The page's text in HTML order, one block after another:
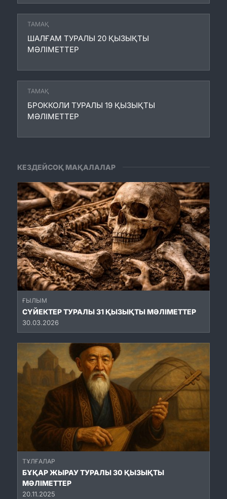
ТАМАҚ
ШАЛҒАМ ТУРАЛЫ 20 ҚЫЗЫҚТЫ
МӘЛІМЕТТЕР
ТАМАҚ
БРОККОЛИ ТУРАЛЫ 19 ҚЫЗЫҚТЫ
МӘЛІМЕТТЕР
КЕЗДЕЙСОҚ МАҚАЛАЛАР
ҒЫЛЫМ
СҮЙЕКТЕР ТУРАЛЫ 31 ҚЫЗЫҚТЫ МӘЛІМЕТТЕР
30.03.2026
ТҰЛҒАЛАР
БҰҚАР ЖЫРАУ ТУРАЛЫ 30 ҚЫЗЫҚТЫ
МӘЛІМЕТТЕР
20.11.2025